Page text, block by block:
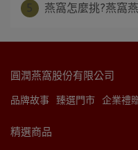
燕窩怎麼挑?燕窩
圓潤燕窩股份有限公司
品牌故事 臻選門市 企業禮
精選商品